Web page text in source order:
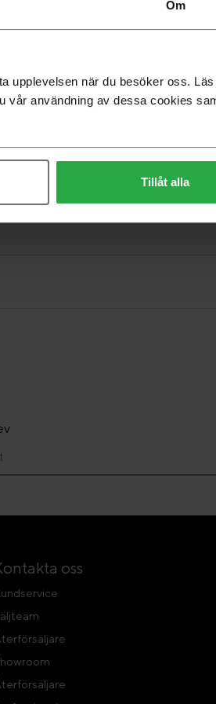
Om
upplevelsen när du besöker oss.
vår användning av dessa cookies
Tillåt alla
oss